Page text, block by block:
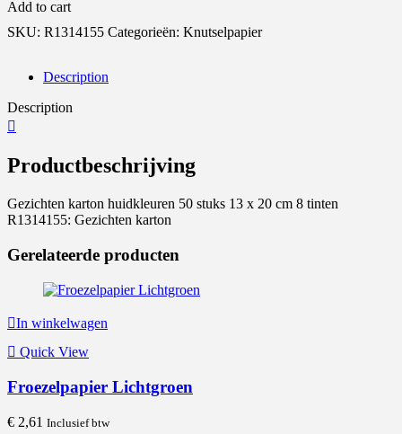
Add to cart
SKU: R1314155 Categorieën: Knutselpapier
Description
Description
Productbeschrijving
Gezichten karton huidkleuren 50 stuks 13 x 20 cm 8 tinten
R1314155: Gezichten karton
Gerelateerde producten
In winkelwagen
Quick View
Froezelpapier Lichtgroen
€ 2,61 Inclusief btw